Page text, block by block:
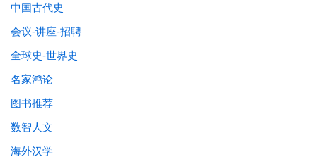
中国古代史
会议-讲座-招聘
全球史-世界史
名家鸿论
图书推荐
数智人文
海外汉学